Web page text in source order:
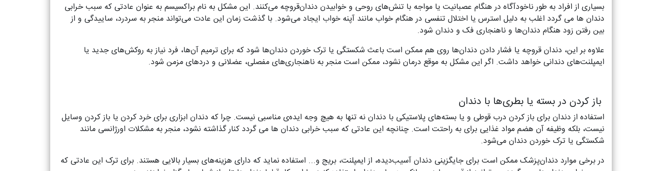
بسیاری از افراد به طور ناخودآگاه در هنگام عصبانیت یا مواجه با تنش‌های روحی و خوابیدن دندان‌قروچه می‌کنند. این مشکل به نام براکسیسم به عنوان عادتی که سبب خرابی
دندان ها می گردد اغلب به دلیل استرس یا اختلال تنفسی در هنگام خواب مانند آپنه خواب ایجاد می‌شود. با گذشت زمان این عادت می‌تواند منجر به سردرد، ساییدگی و از
بین رفتن زود هنگام دندان‌ها و ناهنجاری فک و دندان شود.
علاوه بر این، دندان قروچه یا فشار دادن دندان‌ها روی هم ممکن است باعث شکستگی یا ترک خوردن دندان‌ها شود که برای ترمیم آن‌ها، فرد نیاز به روکش‌های جدید یا
ایمپلنت‌های دندانی خواهد داشت. اگر این مشکل به موقع درمان نشود، ممکن است منجر به ناهنجاری‌های مفصلی، عضلانی و دردهای مزمن شود.
باز کردن در بسته یا بطری‌ها با دندان
استفاده از دندان برای باز کردن درب قوطی و یا بسته‌های پلاستیکی با دندان نه تنها به هیچ وجه ایده‌ی مناسبی نیست. چرا که دندان ابزاری برای خرد کردن یا باز کردن وسایل
نیست، بلکه وظیفه آن هضم مواد غذایی برای به راحتت است. چنانچه این عادتی که سبب خرابی دندان ها می گردد کنار گذاشته نشود، منجر به مشکلات اورژانسی مانند
شکستگی یا ترک خوردن دندان می‌شود.
در برخی موارد دندان‌پزشک ممکن است برای جایگزینی دندان آسیب‌دیده، از ایمپلنت، بریج و... استفاده نماید که دارای هزینه‌های بسیار بالایی هستند. برای ترک این عادتی که